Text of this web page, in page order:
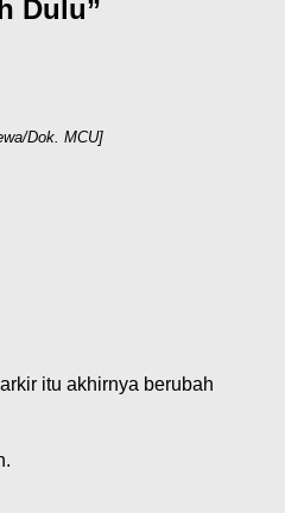
Dulu”
Dok. MCU]
itu akhirnya berubah